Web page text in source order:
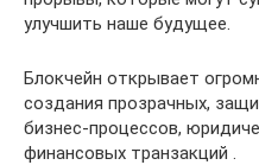
улучшить наше будущее.
Блокчейн открывает
создания прозрачных,
бизнес-процессов,
финансовых транзакций .